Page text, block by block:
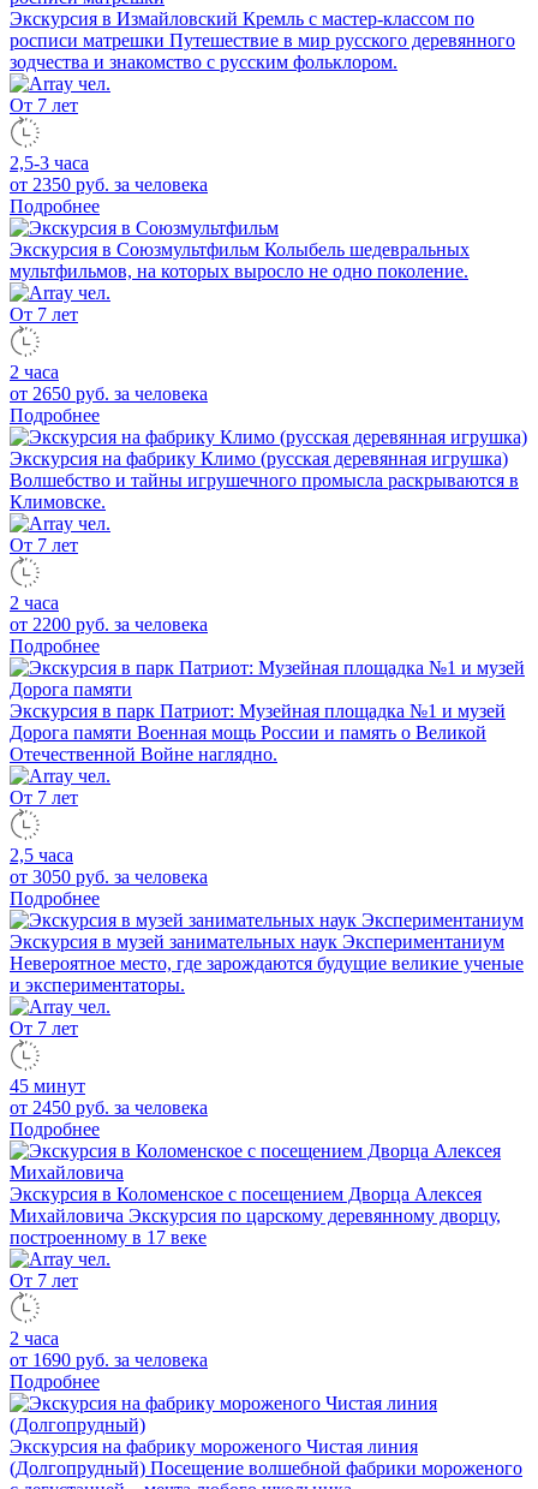
Экскурсия в Измайловский Кремль с мастер-классом по
росписи матрешки Путешествие в мир русского деревянного
зодчества и знакомство с русским фольклором.
От 7 лет
2,5-3 часа
от 2350 руб. за человека
Подробнее
Экскурсия в Союзмультфильм Колыбель шедевральных
мультфильмов, на которых выросло не одно поколение.
От 7 лет
2 часа
от 2650 руб. за человека
Подробнее
Экскурсия на фабрику Климо (русская деревянная игрушка)
Волшебство и тайны игрушечного промысла раскрываются в
Климовске.
От 7 лет
2 часа
от 2200 руб. за человека
Подробнее
Экскурсия в парк Патриот: Музейная площадка №1 и музей
Дорога памяти Военная мощь России и память о Великой
Отечественной Войне наглядно.
От 7 лет
2,5 часа
от 3050 руб. за человека
Подробнее
Экскурсия в музей занимательных наук Экспериментаниум
Невероятное место, где зарождаются будущие великие ученые
и экспериментаторы.
От 7 лет
45 минут
от 2450 руб. за человека
Подробнее
Экскурсия в Коломенское с посещением Дворца Алексея
Михайловича Экскурсия по царскому деревянному дворцу,
построенному в 17 веке
От 7 лет
2 часа
от 1690 руб. за человека
Подробнее
Экскурсия на фабрику мороженого Чистая линия
(Долгопрудный) Посещение волшебной фабрики мороженого